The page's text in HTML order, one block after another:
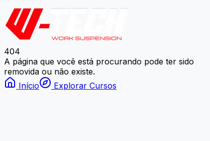
404
A página que você está procurando pode ter sido
removida ou não existe.
Início
Explorar Cursos